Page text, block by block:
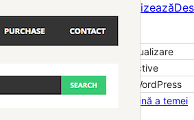
Previzualizează
Versiune
Ultima actualizare
Instalări active
Versiune WordPress
Prima pagină a temei